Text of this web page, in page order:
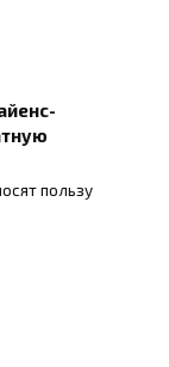
пользу